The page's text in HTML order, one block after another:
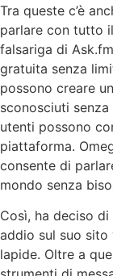
Tra queste c’è
parlare con tutto
falsariga di
gratuita senza
possono creare
sconosciuti
utenti possono
piattaforma.
consente di
mondo senza
Così, ha deciso
addio sul suo sito
lapide. Oltre a